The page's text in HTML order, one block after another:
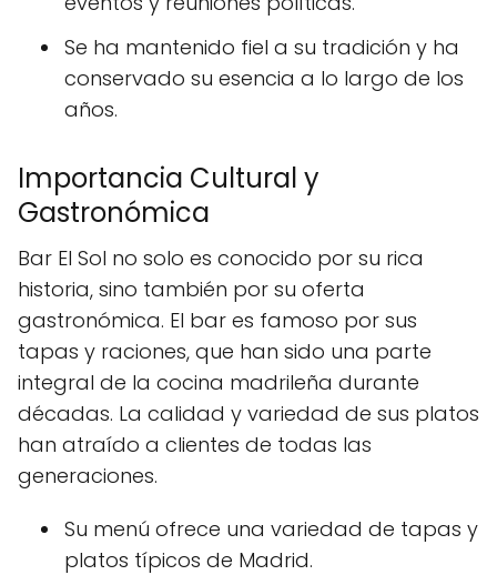
Se ha mantenido fiel a su tradición y ha
conservado su esencia a lo largo de los
años.
Importancia Cultural y
Gastronómica
Bar El Sol no solo es conocido por su rica
historia, sino también por su oferta
gastronómica. El bar es famoso por sus
tapas y raciones, que han sido una parte
integral de la cocina madrileña durante
décadas. La calidad y variedad de sus platos
han atraído a clientes de todas las
generaciones.
Su menú ofrece una variedad de tapas y
platos típicos de Madrid.